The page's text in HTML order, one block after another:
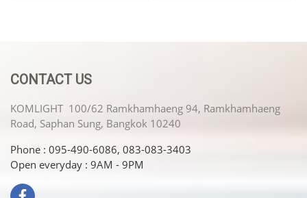
CONTACT US
KOMLIGHT 100/62 Ramkhamhaeng 94, Ramkhamhaeng
Road, Saphan Sung, Bangkok 10240
Phone : 095-490-6086, 083-083-3403
Open everyday : 9AM - 9PM